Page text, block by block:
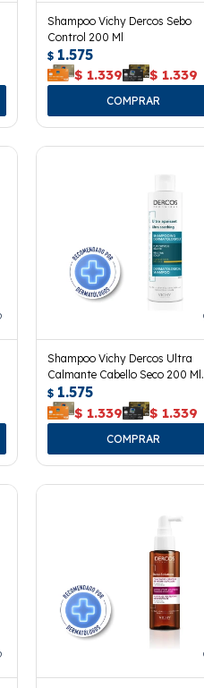
Shampoo Vichy Dercos Sebo
Control 200 Ml
$ 1.575
$ 1.339 $ 1.339
Shampoo Vichy Dercos Ultra
Calmante Cabello Seco 200 Ml.
$ 1.575
$ 1.339 $ 1.339